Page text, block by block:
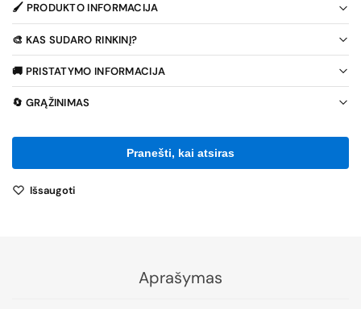
🖌️ PRODUKTO INFORMACIJA
🎨 KAS SUDARO RINKINĮ?
🚚 PRISTATYMO INFORMACIJA
🔄 GRĄŽINIMAS
Išsaugoti
Aprašymas